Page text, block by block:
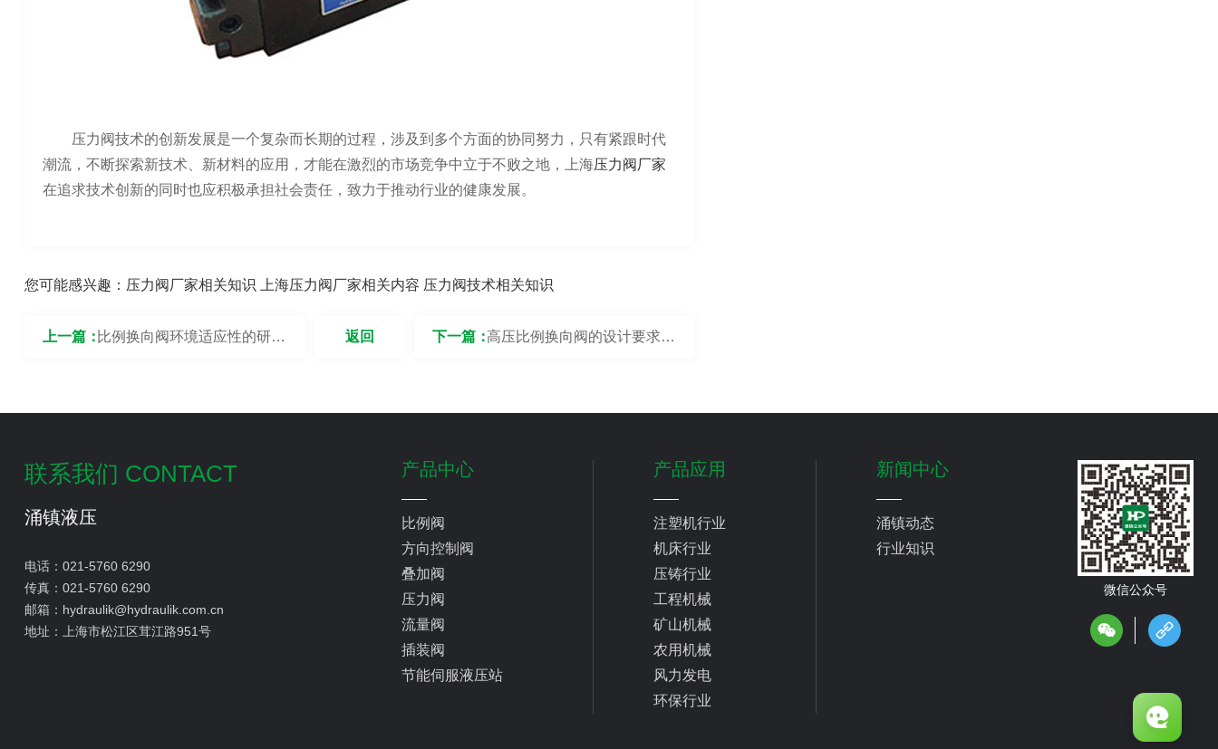
压力阀技术的创新发展是一个复杂而长期的过程，涉及到多个方面的协同努力，只有紧跟时代
潮流，不断探索新技术、新材料的应用，才能在激烈的市场竞争中立于不败之地，上海压力阀厂家
在追求技术创新的同时也应积极承担社会责任，致力于推动行业的健康发展。
您可能感兴趣： 压力阀厂家相关知识 上海压力阀厂家相关内容 压力阀技术相关知识
上一篇：比例换向阀环境适应性的研究 下一篇：高压比例换向阀的设计要求是
返回
联系我们 CONTACT
涌镇液压
电话： 021-5760 6290
传真： 021-5760 6290
邮箱： hydraulik@hydraulik.com.cn
地址：
上海市松江区茸江路951号
微信公众号
产品中心
比例阀
方向控制阀
叠加阀
压力阀
流量阀
插装阀
节能伺服液压站
产品应用
注塑机行业
机床行业
压铸行业
工程机械
矿山机械
农用机械
风力发电
环保行业
新闻中心
涌镇动态
行业知识